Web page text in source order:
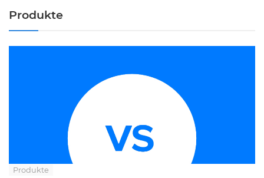
Produkte
Produkte